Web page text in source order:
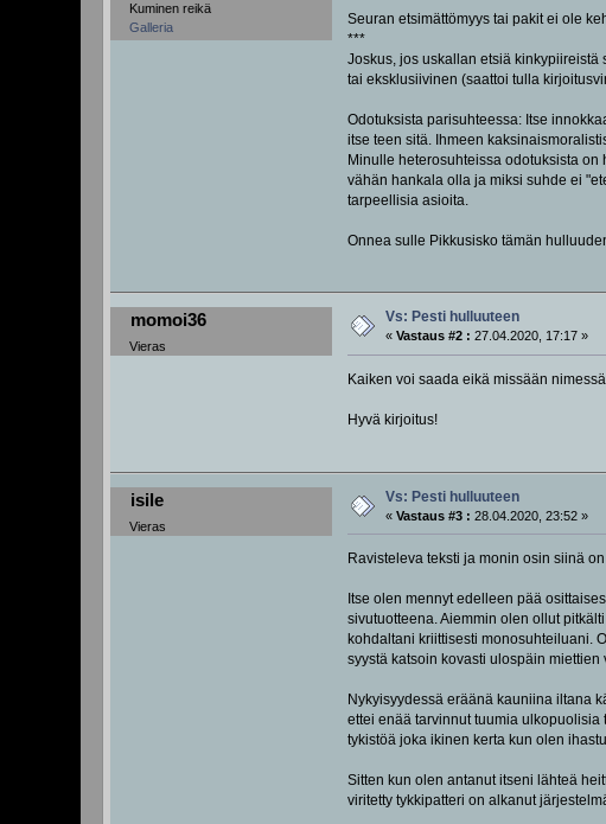
Kuminen reikä
Galleria
Seuran etsimättömyys tai pakit ei ole
***
Joskus, jos uskallan etsiä
tai eksklusiivinen (saattoi tulla
Odotuksista parisuhteessa: Itse
itse teen sitä. Ihmeen
Minulle heterosuhteissa odotuksista
vähän hankala olla ja miksi suhde ei
tarpeellisia asioita.
Onnea sulle Pikkusisko tämän
momoi36
Vieras
Vs: Pesti hulluuteen
«Vastaus #2 : 27.04.2020, 17:17 »
Kaiken voi saada eikä missään
Hyvä kirjoitus!
isile
Vieras
Vs: Pesti hulluuteen
«Vastaus #3 : 28.04.2020, 23:52 »
Ravisteleva teksti ja monin osin siinä
Itse olen mennyt edelleen pää
sivutuotteena. Aiemmin olen ollut
kohdaltani kriittisesti monosuhteiluani.
syystä katsoin kovasti ulospäin
Nykyisyydessä eräänä kauniina iltana
ettei enää tarvinnut tuumia
tykistöä joka ikinen kerta kun olen
Sitten kun olen antanut itseni lähteä
viritetty tykkipatteri on alkanut